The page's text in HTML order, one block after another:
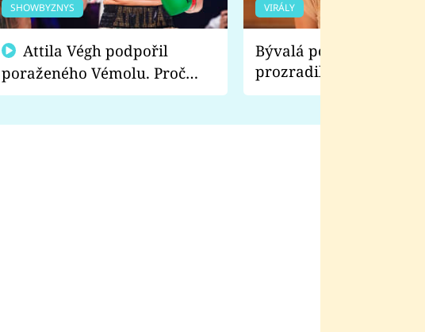
SHOWBYZNYS
poraženého Vémolu. Proč
chce raději zápasit s ním než
VIRÁLY
Bývalá pornoherečka
prozradila, co ji
natáčení Euforie.